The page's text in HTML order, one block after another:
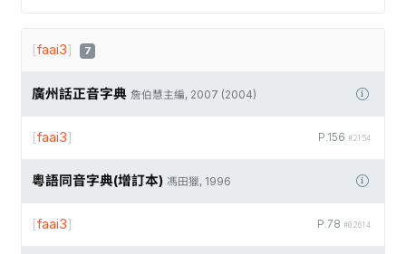
[faai3] 7
廣州話正音字典 詹伯慧主編, 2007 (2004)
P.156 #2154
[faai3]
粵語同音字典(增訂本) 馮田獵, 1996
P.78 #02614
[faai3]